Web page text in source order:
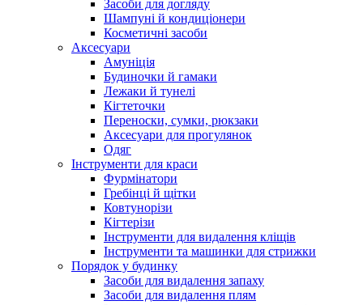
Засоби для догляду
Шампуні й кондиціонери
Косметичні засоби
Аксесуари
Амуніція
Будиночки й гамаки
Лежаки й тунелі
Кігтеточки
Переноски, сумки, рюкзаки
Аксесуари для прогулянок
Одяг
Інструменти для краси
Фурмінатори
Гребінці й щітки
Ковтунорізи
Кігтерізи
Інструменти для видалення кліщів
Інструменти та машинки для стрижки
Порядок у будинку
Засоби для видалення запаху
Засоби для видалення плям